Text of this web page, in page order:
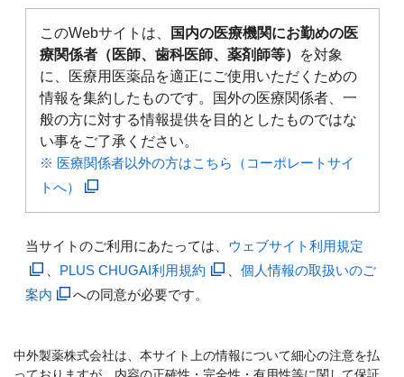
このWebサイトは、
国内の医療機関にお勤めの医
療関係者（医師、歯科医師、薬剤師等）
を対象
に、医療用医薬品を適正にご使用いただくための
情報を集約したものです。国外の医療関係者、一
般の方に対する情報提供を目的としたものではな
い事をご了承ください。
※ 医療関係者以外の方はこちら（コーポレートサイ
トへ）
当サイトのご利用にあたっては、 ウェブサイト利用規定
PLUS CHUGAI利用規約
個人情報の取扱いのご
案内
への同意が必要です。
中外製薬株式会社は、本サイト上の情報について細心の注意を払
っておりますが、内容の正確性・完全性・有用性等に関して保証